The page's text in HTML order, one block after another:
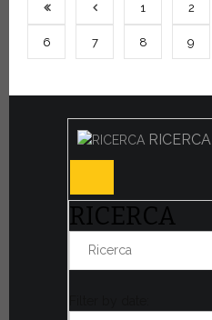
1 2
6 7 8 9
RICERCA
RICERCA